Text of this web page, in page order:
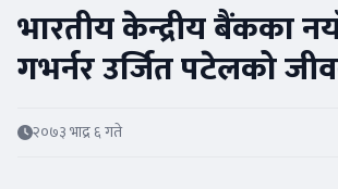
भारतीय केन्द्रीय बैंकका
गभर्नर उर्जित पटेलको
२०७३ भाद्र ६ गते